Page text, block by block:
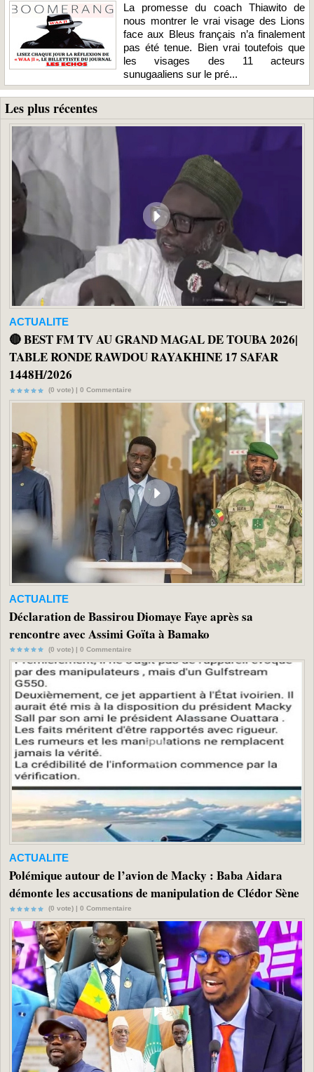
La promesse du coach Thiawito de
nous montrer le vrai visage des Lions
face aux Bleus français n’a finalement
pas été tenue. Bien vrai toutefois que
les visages des 11 acteurs
sunugaaliens sur le pré...
Les plus récentes
ACTUALITE
🔴 BEST FM TV AU GRAND MAGAL DE TOUBA 2026|
TABLE RONDE RAWDOU RAYAKHINE 17 SAFAR
1448H/2026
(0 vote) | 0 Commentaire
ACTUALITE
Déclaration de Bassirou Diomaye Faye après sa
rencontre avec Assimi Goïta à Bamako
(0 vote) | 0 Commentaire
ACTUALITE
Polémique autour de l’avion de Macky : Baba Aidara
démonte les accusations de manipulation de Clédor Sène
(0 vote) | 0 Commentaire